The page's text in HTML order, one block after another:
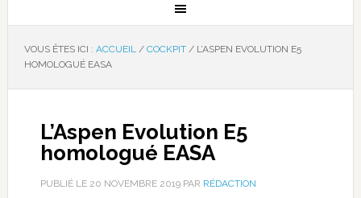
VOUS ÊTES ICI : ACCUEIL / COCKPIT /L’ASPEN EVOLUTION E5
HOMOLOGUÉ EASA
L’Aspen Evolution E5
homologué EASA
PUBLIÉ LE 20 NOVEMBRE 2019PAR RÉDACTION